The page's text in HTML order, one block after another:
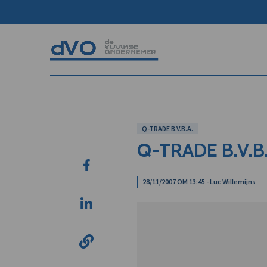
Q-TRADE B.V.B.A.
Q-TRADE
28/11/2007 OM 13:45 - Luc Willemijns